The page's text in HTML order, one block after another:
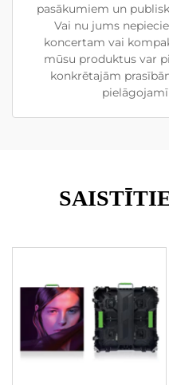
pasākumiem un
Vai nu jums
koncertam vai
mūsu produktus var
konkrētajām